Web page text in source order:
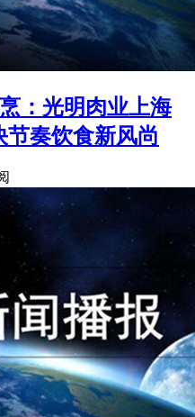
：光明肉业上海
奏饮食新风尚